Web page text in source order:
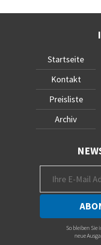
Startseite
Kontakt
Preisliste
Archiv
So bleiben
neue